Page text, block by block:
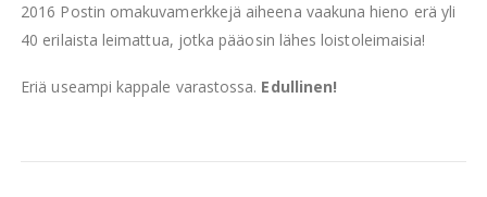
2016 Postin omakuvamerkkejä aiheena vaakuna hieno erä yli
40 erilaista leimattua, jotka pääosin lähes loistoleimaisia!
Eriä useampi kappale varastossa. Edullinen!